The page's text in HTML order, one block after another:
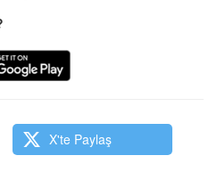
X'te Paylaş